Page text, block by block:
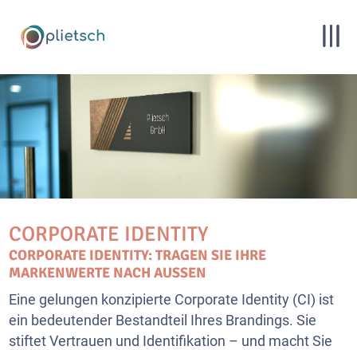
CORPORATE IDENTITY
CORPORATE IDENTITY: TRAGEN SIE IHRE
MARKENWERTE NACH AUSSEN
Eine gelungen konzipierte Corporate Identity (CI) ist
ein bedeutender Bestandteil Ihres Brandings. Sie
stiftet Vertrauen und Identifikation – und macht Sie